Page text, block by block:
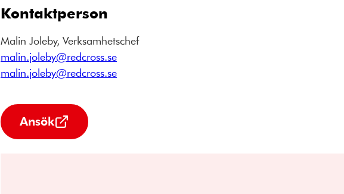
Kontaktperson
Malin Joleby, Verksamhetschef
malin.joleby@redcross.se
malin.joleby@redcross.se
Ansök